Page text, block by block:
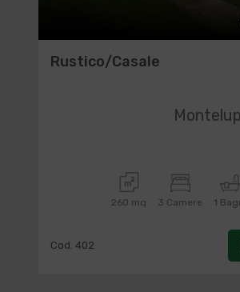
Rustico/Casale
260 mq 3 Camere 1
Cod. 402